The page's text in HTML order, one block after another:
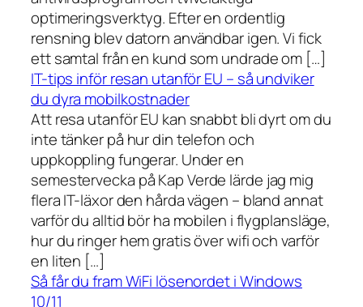
optimeringsverktyg. Efter en ordentlig
rensning blev datorn användbar igen. Vi fick
ett samtal från en kund som undrade om […]
IT-tips inför resan utanför EU – så undviker
du dyra mobilkostnader
Att resa utanför EU kan snabbt bli dyrt om du
inte tänker på hur din telefon och
uppkoppling fungerar. Under en
semestervecka på Kap Verde lärde jag mig
flera IT-läxor den hårda vägen – bland annat
varför du alltid bör ha mobilen i flygplansläge,
hur du ringer hem gratis över wifi och varför
en liten […]
Så får du fram WiFi lösenordet i Windows
10/11